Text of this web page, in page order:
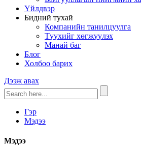
Үйлдвэр
Бидний тухай
Компанийн танилцуулга
Түүхийг хөгжүүлэх
Манай баг
Блог
Холбоо барих
Дээж авах
Гэр
Мэдээ
Мэдээ